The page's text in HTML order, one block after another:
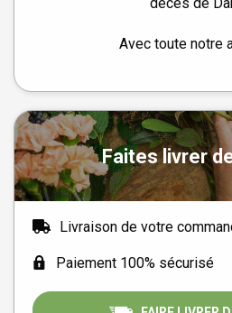
Avec toute notre
Faites livrer
Livraison de votre
Paiement 100% sécurisé